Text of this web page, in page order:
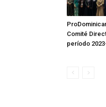
Comité
período